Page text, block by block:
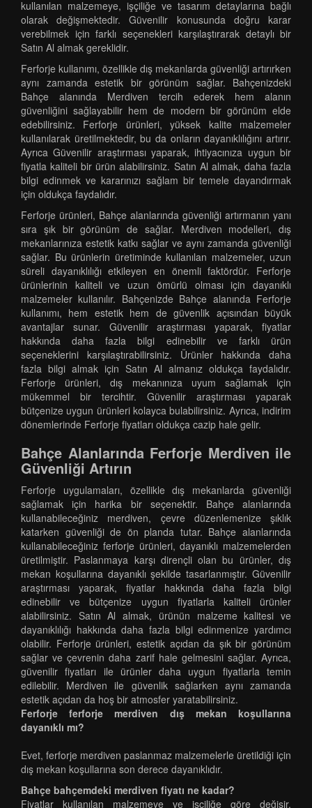
kullanılan malzemeye, işçiliğe ve tasarım detaylarına bağlı
olarak değişmektedir. Güvenilir konusunda doğru karar
verebilmek için farklı seçenekleri karşılaştırarak detaylı bir
Satın Al almak gereklidir.
Ferforje kullanımı, özellikle dış mekanlarda güvenliği artırırken
aynı zamanda estetik bir görünüm sağlar. Bahçenizdeki
Bahçe alanında Merdiven tercih ederek hem alanın
güvenliğini sağlayabilir hem de modern bir görünüm elde
edebilirsiniz. Ferforje ürünleri, yüksek kalite malzemeler
kullanılarak üretilmektedir, bu da onların dayanıklılığını artırır.
Ayrıca Güvenilir araştırması yaparak, ihtiyacınıza uygun bir
fiyatla kaliteli bir ürün alabilirsiniz. Satın Al almak, daha fazla
bilgi edinmek ve kararınızı sağlam bir temele dayandırmak
için oldukça faydalıdır.
Ferforje ürünleri, Bahçe alanlarında güvenliği artırmanın yanı
sıra şık bir görünüm de sağlar. Merdiven modelleri, dış
mekanlarınıza estetik katkı sağlar ve aynı zamanda güvenliği
sağlar. Bu ürünlerin üretiminde kullanılan malzemeler, uzun
süreli dayanıklılığı etkileyen en önemli faktördür. Ferforje
ürünlerinin kaliteli ve uzun ömürlü olması için dayanıklı
malzemeler kullanılır. Bahçenizde Bahçe alanında Ferforje
kullanımı, hem estetik hem de güvenlik açısından büyük
avantajlar sunar. Güvenilir araştırması yaparak, fiyatlar
hakkında daha fazla bilgi edinebilir ve farklı ürün
seçeneklerini karşılaştırabilirsiniz. Ürünler hakkında daha
fazla bilgi almak için Satın Al almanız oldukça faydalıdır.
Ferforje ürünleri, dış mekanınıza uyum sağlamak için
mükemmel bir tercihtir. Güvenilir araştırması yaparak
bütçenize uygun ürünleri kolayca bulabilirsiniz. Ayrıca, indirim
dönemlerinde Ferforje fiyatları oldukça cazip hale gelir.
Bahçe Alanlarında Ferforje Merdiven ile
Güvenliği Artırın
Ferforje uygulamaları, özellikle dış mekanlarda güvenliği
sağlamak için harika bir seçenektir. Bahçe alanlarında
kullanabileceğiniz merdiven, çevre düzenlemenize şıklık
katarken güvenliği de ön planda tutar. Bahçe alanlarında
kullanabileceğiniz ferforje ürünleri, dayanıklı malzemelerden
üretilmiştir. Paslanmaya karşı dirençli olan bu ürünler, dış
mekan koşullarına dayanıklı şekilde tasarlanmıştır. Güvenilir
araştırması yaparak, fiyatlar hakkında daha fazla bilgi
edinebilir ve bütçenize uygun fiyatlarla kaliteli ürünler
alabilirsiniz. Satın Al almak, ürünün malzeme kalitesi ve
dayanıklılığı hakkında daha fazla bilgi edinmenize yardımcı
olabilir. Ferforje ürünleri, estetik açıdan da şık bir görünüm
sağlar ve çevrenin daha zarif hale gelmesini sağlar. Ayrıca,
güvenilir fiyatları ile ürünler daha uygun fiyatlarla temin
edilebilir. Merdiven ile güvenlik sağlarken aynı zamanda
estetik açıdan da hoş bir atmosfer yaratabilirsiniz.
Ferforje ferforje merdiven dış mekan koşullarına
dayanıklı mı?
Evet, ferforje merdiven paslanmaz malzemelerle üretildiği için
dış mekan koşullarına son derece dayanıklıdır.
Bahçe bahçemdeki merdiven fiyatı ne kadar?
Fiyatlar kullanılan malzemeye ve işçiliğe göre değişir.